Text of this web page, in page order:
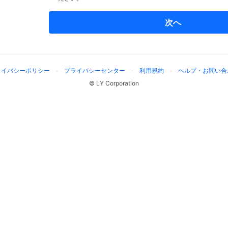
次へ
バシーポリシー プライバシーセンター 利用規約
ヘルプ・お問い
© LY Corporation